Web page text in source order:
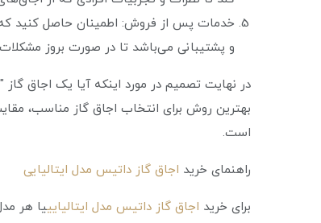
خدمات پس از فروش: اطمینان حاصل کنید
و پشتیبانی می‌باشد تا در صورت بروز
در نهایت تصمیم در مورد اینکه آیا یک اجاق
بهترین روش برای انتخاب اجاق گاز مناسب،
است.
راهنمای خرید اجاق گاز داتیس مدل ایتالیایی
برای خرید اجاق گاز داتیس مدل ایتالیایییا هر